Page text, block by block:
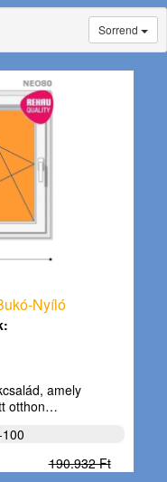
Sorrend
Nyíló
amely
otthon…
190.932 Ft